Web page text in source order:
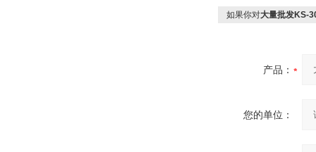
如果你对大量批发KS-
产品：
您的单位：